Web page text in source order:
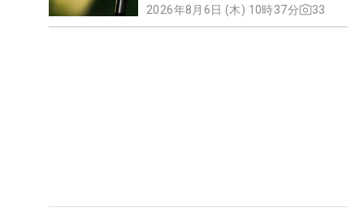
2026年8月6日 (木) 10時37分 33